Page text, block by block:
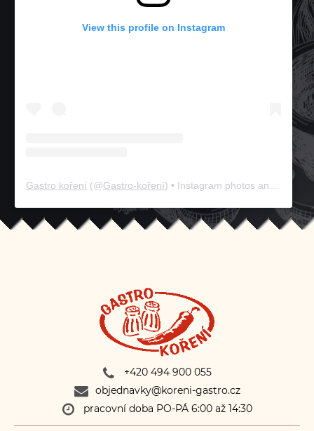
View this profile on Instagram
Gastro koření (@Gastro-koření) • Instagram photos and videos
+420 494 900 055
objednavky@koreni-gastro.cz
pracovní doba PO-PÁ 6:00 až 14:30